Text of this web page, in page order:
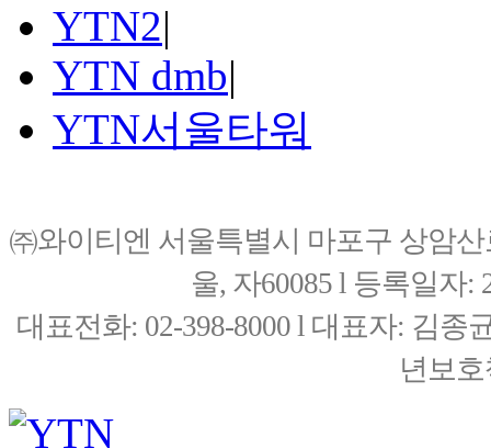
YTN2|
YTN dmb|
YTN서울타워
㈜와이티엔 서울특별시 마포구 상암
울, 자60085 l 등록일자:
대표전화: 02-398-8000 l 대표자: 김종
년보